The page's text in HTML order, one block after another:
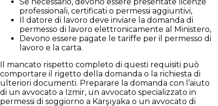
professionali, certificati o permessi aggiuntivi,
Il datore di lavoro deve inviare la domanda di
permesso di lavoro elettronicamente al Ministero,
Devono essere pagate le tariffe per il permesso di
lavoro e la carta.
Il mancato rispetto completo di questi requisiti può
comportare il rigetto della domanda o la richiesta di
ulteriori documenti. Preparare la domanda con l’aiuto
di un avvocato a Izmir, un avvocato specializzato in
permessi di soggiorno a Karşıyaka o un avvocato di